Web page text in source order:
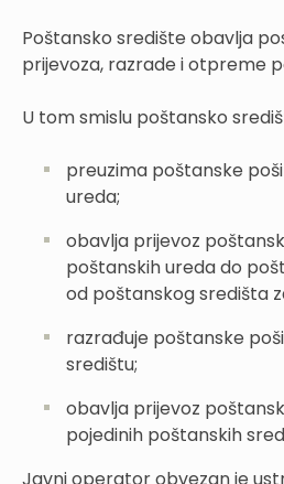
Poštansko središte obavlja
prijevoza, razrade i otpreme
U tom smislu poštansko
preuzima poštanske
ureda;
obavlja prijevoz
poštanskih ureda do
od poštanskog središta
razrađuje poštanske
središtu;
obavlja prijevoz
pojedinih poštanskih